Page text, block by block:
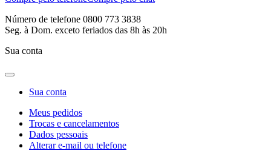
Número de telefone 0800 773 3838
Seg. à Dom. exceto feriados das 8h às 20h
Sua conta
Sua conta
Meus pedidos
Trocas e cancelamentos
Dados pessoais
Alterar e-mail ou telefone